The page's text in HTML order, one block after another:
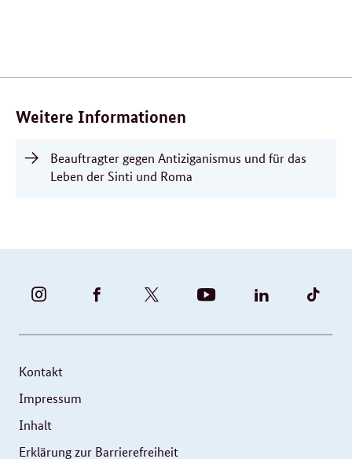
Weitere Informationen
Beauftragter gegen Antiziganismus und für das
Leben der Sinti und Roma
BUNDESFAMILIENMINISTERIUM
INSTAGRAM
VIDEOS
BUNDESFAMILIENMINISTERIUM
FACEBOOK
FAMILIENMINISTERIUM
|
BMBFSFJ
YOUTUBE
BMFSFJ
LINKEDIN
Kontakt
Impressum
Inhalt
Erklärung zur Barrierefreiheit